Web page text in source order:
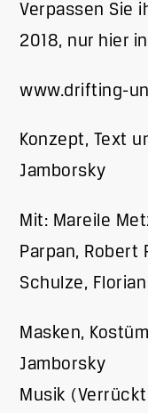
Verpassen Sie
2018, nur hier
www.drifting-
Konzept, Text
Jamborsky
Mit: Mareile
Parpan, Robert
Schulze,
Masken,
Jamborsky
Musik